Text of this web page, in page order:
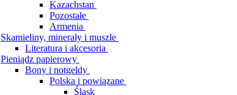
Kazachstan
Pozostałe
Armenia
Skamieliny, minerały i muszle
Literatura i akcesoria
Pieniądz papierowy
Bony i notgeldy
Polska i powiązane
Śląsk